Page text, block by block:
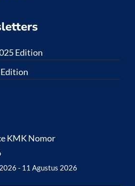
Edition
KMK Nomor
- 11 Agustus 2026